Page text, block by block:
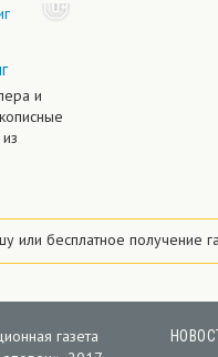
и
или бесплатное получение
газета